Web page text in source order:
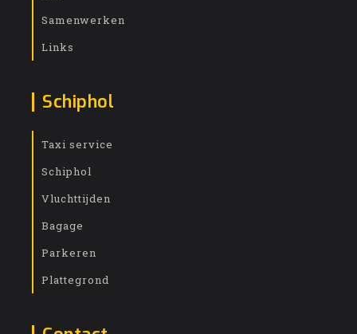
Samenwerken
Links
Schiphol
Taxi service
Schiphol
Vluchttijden
Bagage
Parkeren
Plattegrond